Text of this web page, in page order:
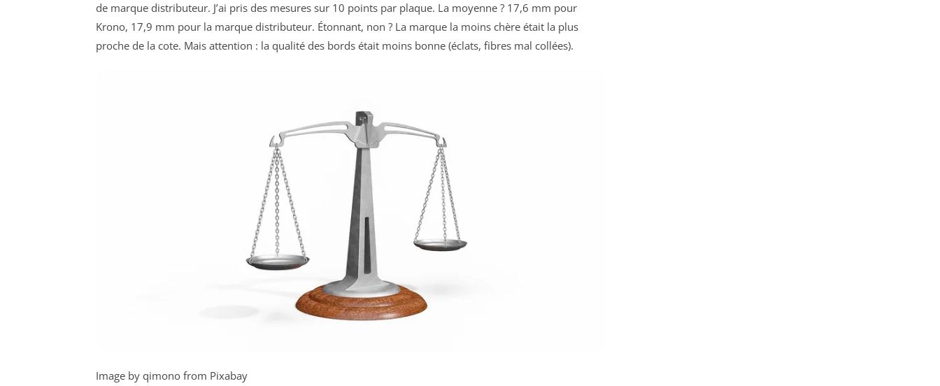
de marque distributeur. J’ai pris des mesures sur 10 points par plaque. La moyenne ? 17,6 mm pour
Krono, 17,9 mm pour la marque distributeur. Étonnant, non ? La marque la moins chère était la plus
proche de la cote. Mais attention : la qualité des bords était moins bonne (éclats, fibres mal collées).
Image by qimono from Pixabay